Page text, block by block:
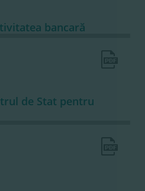
bancară
de Stat pentru